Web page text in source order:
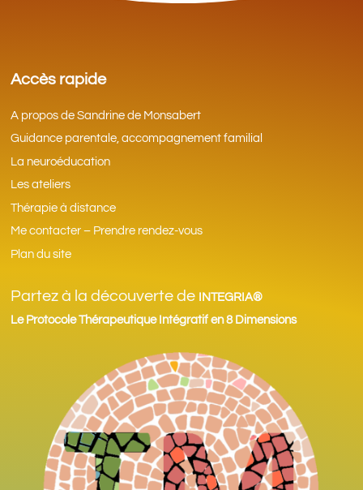
Accès rapide
A propos de Sandrine de Monsabert
Guidance parentale, accompagnement familial
La neuroéducation
Les ateliers
Thérapie à distance
Me contacter – Prendre rendez-vous
Plan du site
Partez à la découverte de
INTEGRIA®
Le Protocole Thérapeutique Intégratif en 8 Dimensions